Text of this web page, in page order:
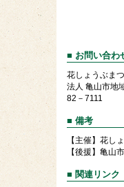
■ お問い合わ
花しょうぶま
法人 亀山市地
82－7111
■ 備考
【主催】花し
【後援】亀山市
■ 関連リンク